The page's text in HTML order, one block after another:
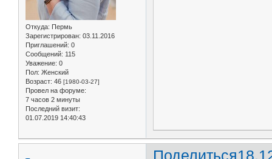
Откуда: Пермь
Зарегистрирован: 03.11.2016
Приглашений: 0
Сообщений: 115
Уважение: 0
Пол: Женский
Возраст: 46 [1980-03-27]
Провел на форуме:
7 часов 2 минуты
Последний визит:
01.07.2019 14:40:43
Поделиться